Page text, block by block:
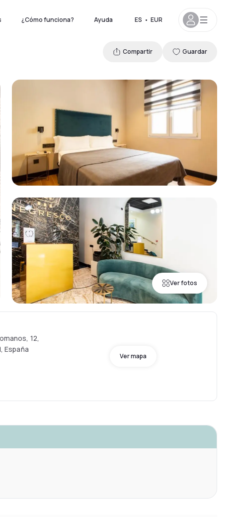
¿Cómo funciona? Ayuda ES • EUR
Ver fotos
Compartir Guardar
12,
España
Ver mapa